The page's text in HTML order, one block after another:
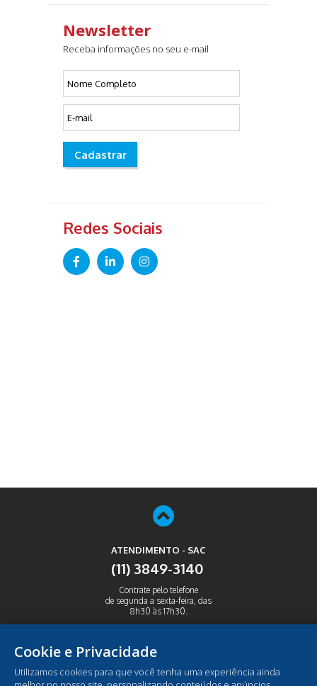
Newsletter
Receba informações no seu e-mail
Cadastrar
Redes Sociais
ATENDIMENTO - SAC
(11) 3849-3140
Contrate pelo telefone
de segunda a sexta-feira, das
8h30 às 17h30.
Cookie e Privacidade
Utilizamos cookies para que você tenha uma experiência ainda